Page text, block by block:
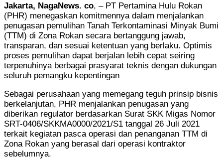
Jakarta, NagaNews. co, – PT Pertamina Hulu Rokan
(PHR) menegaskan komitmennya dalam menjalankan
penugasan pemulihan Tanah Terkontaminasi Minyak Bumi
(TTM) di Zona Rokan secara bertanggung jawab,
transparan, dan sesuai ketentuan yang berlaku. Optimis
proses pemulihan dapat berjalan lebih cepat seiring
terpenuhinya berbagai prasyarat teknis dengan dukungan
seluruh pemangku kepentingan
Sebagai perusahaan yang memegang teguh prinsip bisnis
berkelanjutan, PHR menjalankan penugasan yang
diberikan regulator berdasarkan Surat SKK Migas Nomor
SRT-0406/SKKMA0000/2021/S1 tanggal 26 Juli 2021
terkait kegiatan pasca operasi dan penanganan TTM di
Zona Rokan yang berasal dari operasi kontraktor
sebelumnya.